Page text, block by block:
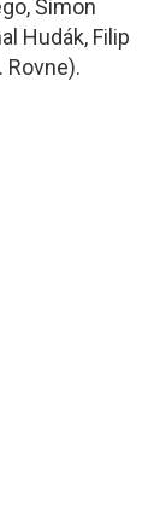
Šimon
Hudák, Filip
Rovne).